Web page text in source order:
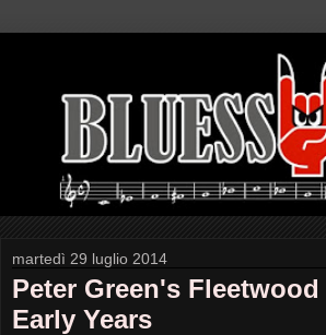
martedì 29 luglio 2014
Peter Green's Fleetwood
Early Years